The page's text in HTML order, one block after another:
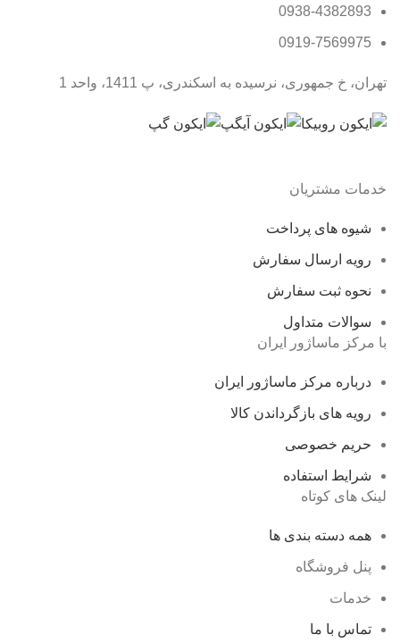
0938-4382893
0919-7569975
تهران، خ جمهوری، نرسیده به اسکندری، پ 1411، واحد 1
خدمات مشتریان
شیوه های پرداخت
رویه ارسال سفارش
نحوه ثبت سفارش
سوالات متداول
با مرکز ماساژور ایران
درباره مرکز ماساژور ایران
رویه های بازگرداندن کالا
حریم خصوصی
شرایط استفاده
لینک های کوتاه
همه دسته بندی ها
پنل فروشگاه
خدمات
تماس با ما